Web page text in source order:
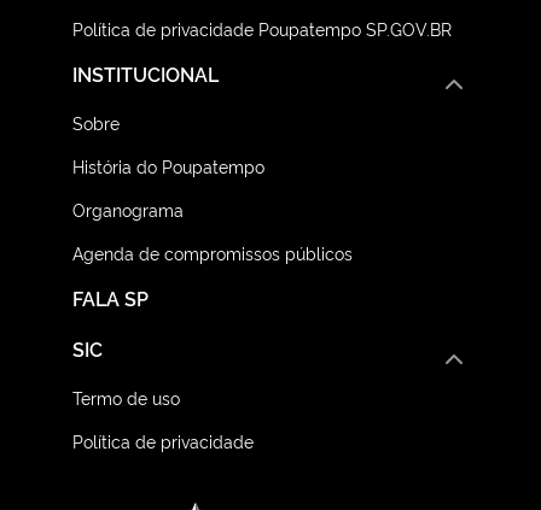
Política de privacidade Poupatempo SP.GOV.BR
FALA SP
INSTITUCIONAL
Sobre
História do Poupatempo
Organograma
Agenda de compromissos públicos
SIC
Termo de uso
Política de privacidade